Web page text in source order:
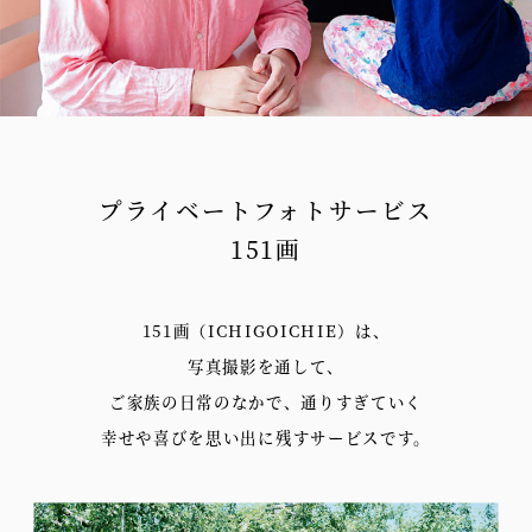
プライベートフォトサービス
151画
151画（ICHIGOICHIE）は、
写真撮影を通して、
ご家族の日常のなかで、通りすぎていく
幸せや喜びを思い出に残すサービスです。